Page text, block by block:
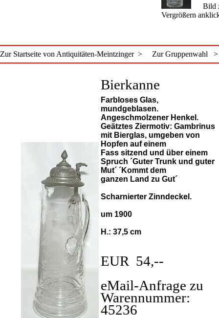
Bild
Vergrößern
Zur Startseite von Antiquitäten-Meintzinger > Zur Gruppenwahl >
Bierkanne
Farbloses Glas,
mundgeblasen.
Angeschmolzener Henkel.
Geätztes Ziermotiv: Gambrinus
mit Bierglas, umgeben von
Hopfen auf einem
Fass sitzend und über einem
Spruch ´Guter Trunk und guter
Mut´ ´Kommt dem
ganzen Land zu Gut´
Scharnierter Zinndeckel.
um 1900
H.: 37,5 cm
EUR 54,--
eMail-Anfrage zu
Warennummer:
45236